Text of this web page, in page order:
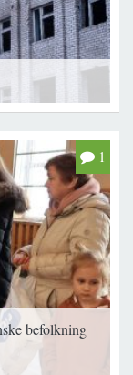
befolkning
1